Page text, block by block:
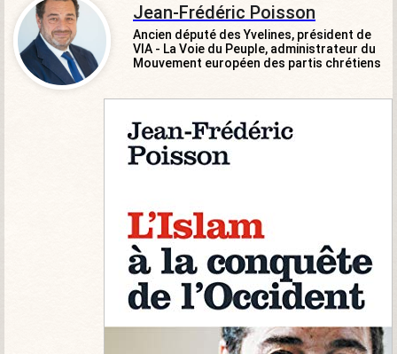
Jean-Frédéric Poisson
Ancien député des Yvelines, président de
VIA - La Voie du Peuple, administrateur du
Mouvement européen des partis chrétiens